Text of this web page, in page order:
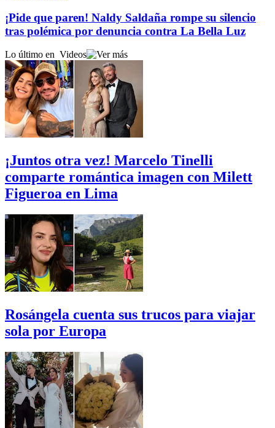
¡Pide que paren! Naldy Saldaña rompe su silencio
tras polémica por denuncia contra La Bella Luz
Lo último en Videos
¡Juntos otra vez! Marcelo Tinelli
comparte romántica imagen con Milett
Figueroa en Lima
Rosángela cuenta sus trucos para viajar
sola por Europa